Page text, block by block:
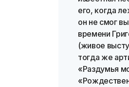
его, когда
он не смог
времени
(живое
тогда же
«Раздумья